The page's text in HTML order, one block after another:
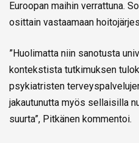
Euroopan maihin verrattuna.
osittain vastaamaan
”Huolimatta niin sanotusta
kontekstista tutkimuksen
psykiatristen
jakautunutta myös sellaisilla
suurta”, Pitkänen kommentoi.